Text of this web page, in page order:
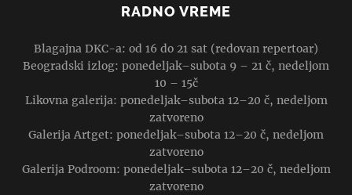
RADNO VREME
Blagajna DKC-a: od 16 do 21 sat (redovan repertoar)
Beogradski izlog: ponedeljak–subota 9 – 21 č, nedeljom
10 – 15č
Likovna galerija: ponedeljak–subota 12–20 č, nedeljom
zatvoreno
Galerija Artget: ponedeljak–subota 12–20 č, nedeljom
zatvoreno
Galerija Podroom: ponedeljak–subota 12–20 č, nedeljom
zatvoreno